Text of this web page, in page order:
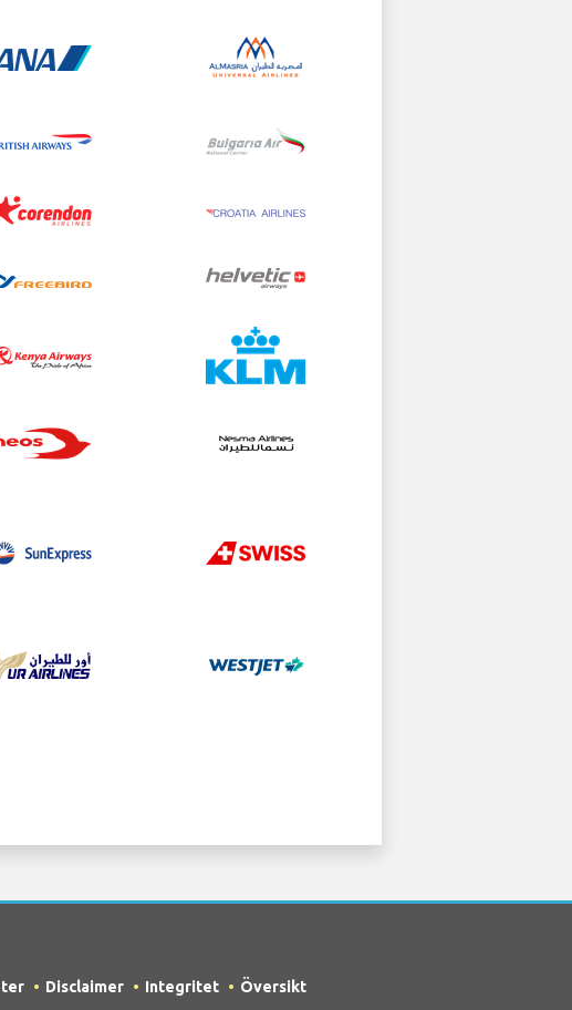
Disclaimer Integritet Översikt